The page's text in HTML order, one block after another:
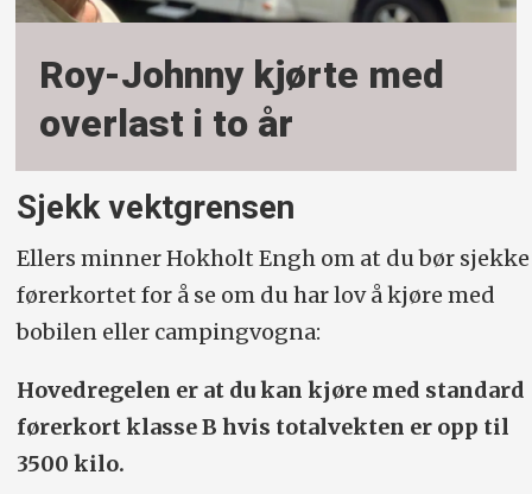
Roy-Johnny kjørte med
overlast i to år
Sjekk vektgrensen
Ellers minner Hokholt Engh om at du bør sjekke
førerkortet for å se om du har lov å kjøre med
bobilen eller campingvogna:
Hovedregelen er at du kan kjøre med standard
førerkort klasse B hvis totalvekten er opp til
3500 kilo.